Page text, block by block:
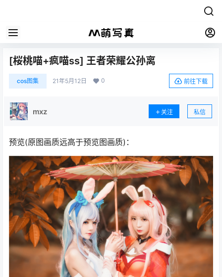
[桜桃喵+疯喵ss] 王者荣耀公孙离
cos图集 21年5月12日 0 前往下载
mxz 关注 私信
预览(原图画质远高于预览图画质)：